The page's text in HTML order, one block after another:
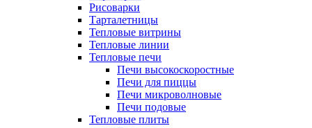
Рисоварки
Тарталетницы
Тепловые витрины
Тепловые линии
Тепловые печи
Печи высокоскоростные
Печи для пиццы
Печи микроволновые
Печи подовые
Тепловые плиты